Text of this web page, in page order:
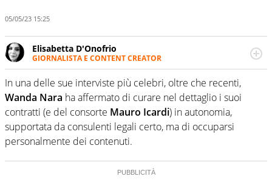
05/05/23 15:25
Elisabetta D'Onofrio
GIORNALISTA E CONTENT CREATOR
Giornalista professionista dal 2007, scrive per curiosità
personale e necessità: soprattutto di calcio, di sport e dei
suoi protagonisti, concedendosi innocenti evasioni
nell'ambito della creazione di format. Un tempo ala
destra, oggi si sente a suo agio nel ruolo di libero. Cura
una classifica riservata dei migliori 5 calciatori di sempre.
In una delle sue interviste più celebri, oltre che recenti,
Wanda Nara ha affermato di curare nel dettaglio i suoi
contratti (e del consorte Mauro Icardi) in autonomia,
supportata da consulenti legali certo, ma di occuparsi
personalmente dei contenuti.